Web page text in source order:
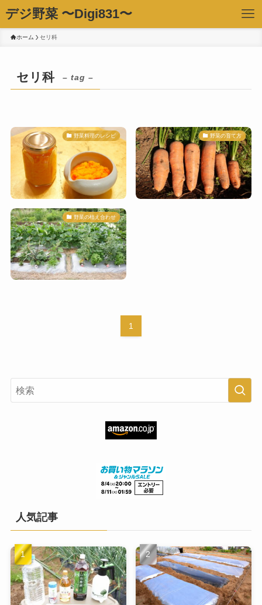
デジ野菜 〜Digi831〜
ホーム セリ科
セリ科 – tag –
野菜料理のレシピ 野菜の育て方
野菜の植え合わせ
1
人気記事